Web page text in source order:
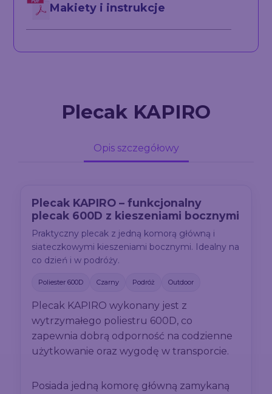
Makiety i instrukcje
Plecak KAPIRO
Opis szczegółowy
Plecak KAPIRO – funkcjonalny
plecak 600D z kieszeniami bocznymi
Praktyczny plecak z jedną komorą główną i
siateczkowymi kieszeniami bocznymi. Idealny na
co dzień i w podróży.
Poliester 600D Czarny Podróż Outdoor
Plecak KAPIRO wykonany jest z
wytrzymałego poliestru 600D, co
zapewnia dobrą odporność na codzienne
użytkowanie oraz wygodę w transporcie.
Posiada jedną komorę główną zamykaną